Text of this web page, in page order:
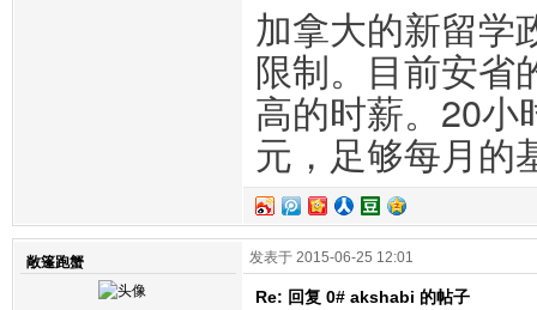
加拿大的新留学
限制。目前安省
高的时薪。20小
元，足够每月的
敞篷跑蟹 发表于 2015-06-25 12:01
Re: 回复 0# akshabi 的帖子